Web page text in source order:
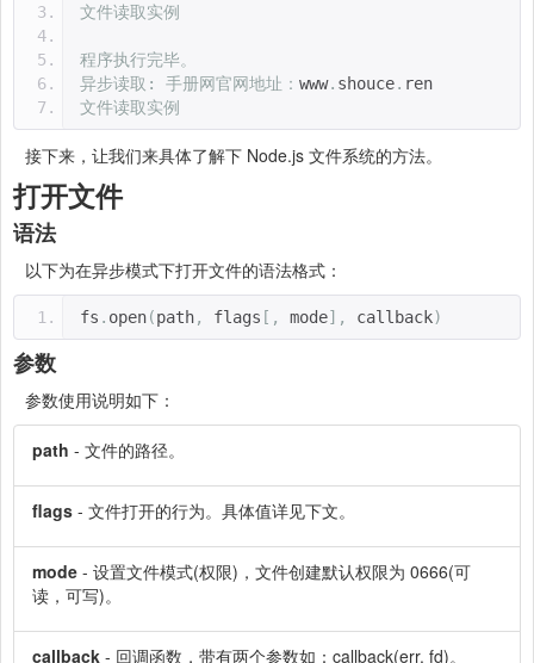
文件读取实例
程序执行完毕。
异步读取:
手册网官网地址： www. shouce. ren
文件读取实例
接下来，让我们来具体了解下 Node.js 文件系统的方法。
打开文件
语法
以下为在异步模式下打开文件的语法格式：
fs . open(path, flags [, mode], callback)
参数
参数使用说明如下：
path - 文件的路径。
flags - 文件打开的行为。具体值详见下文。
mode - 设置文件模式(权限)，文件创建默认权限为 0666(可
读，可写)。
callback - 回调函数，带有两个参数如：callback(err, fd)。